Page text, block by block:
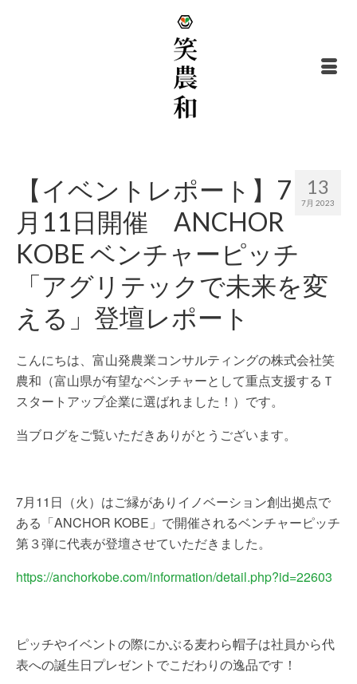
13
7月 2023
【イベントレポート】7
月11日開催 ANCHOR
KOBE ベンチャーピッチ
「アグリテックで未来を変
える」登壇レポート
こんにちは、富山発農業コンサルティングの株式会社笑
農和（富山県が有望なベンチャーとして重点支援するＴ
スタートアップ企業に選ばれました！）です。
当ブログをご覧いただきありがとうございます。
7月11日（火）はご縁がありイノベーション創出拠点で
ある「ANCHOR KOBE」で開催されるベンチャーピッチ
第３弾に代表が登壇させていただきました。
https://anchorkobe.com/information/detail.php?id=22603
ピッチやイベントの際にかぶる麦わら帽子は社員から代
表への誕生日プレゼントでこだわりの逸品です！